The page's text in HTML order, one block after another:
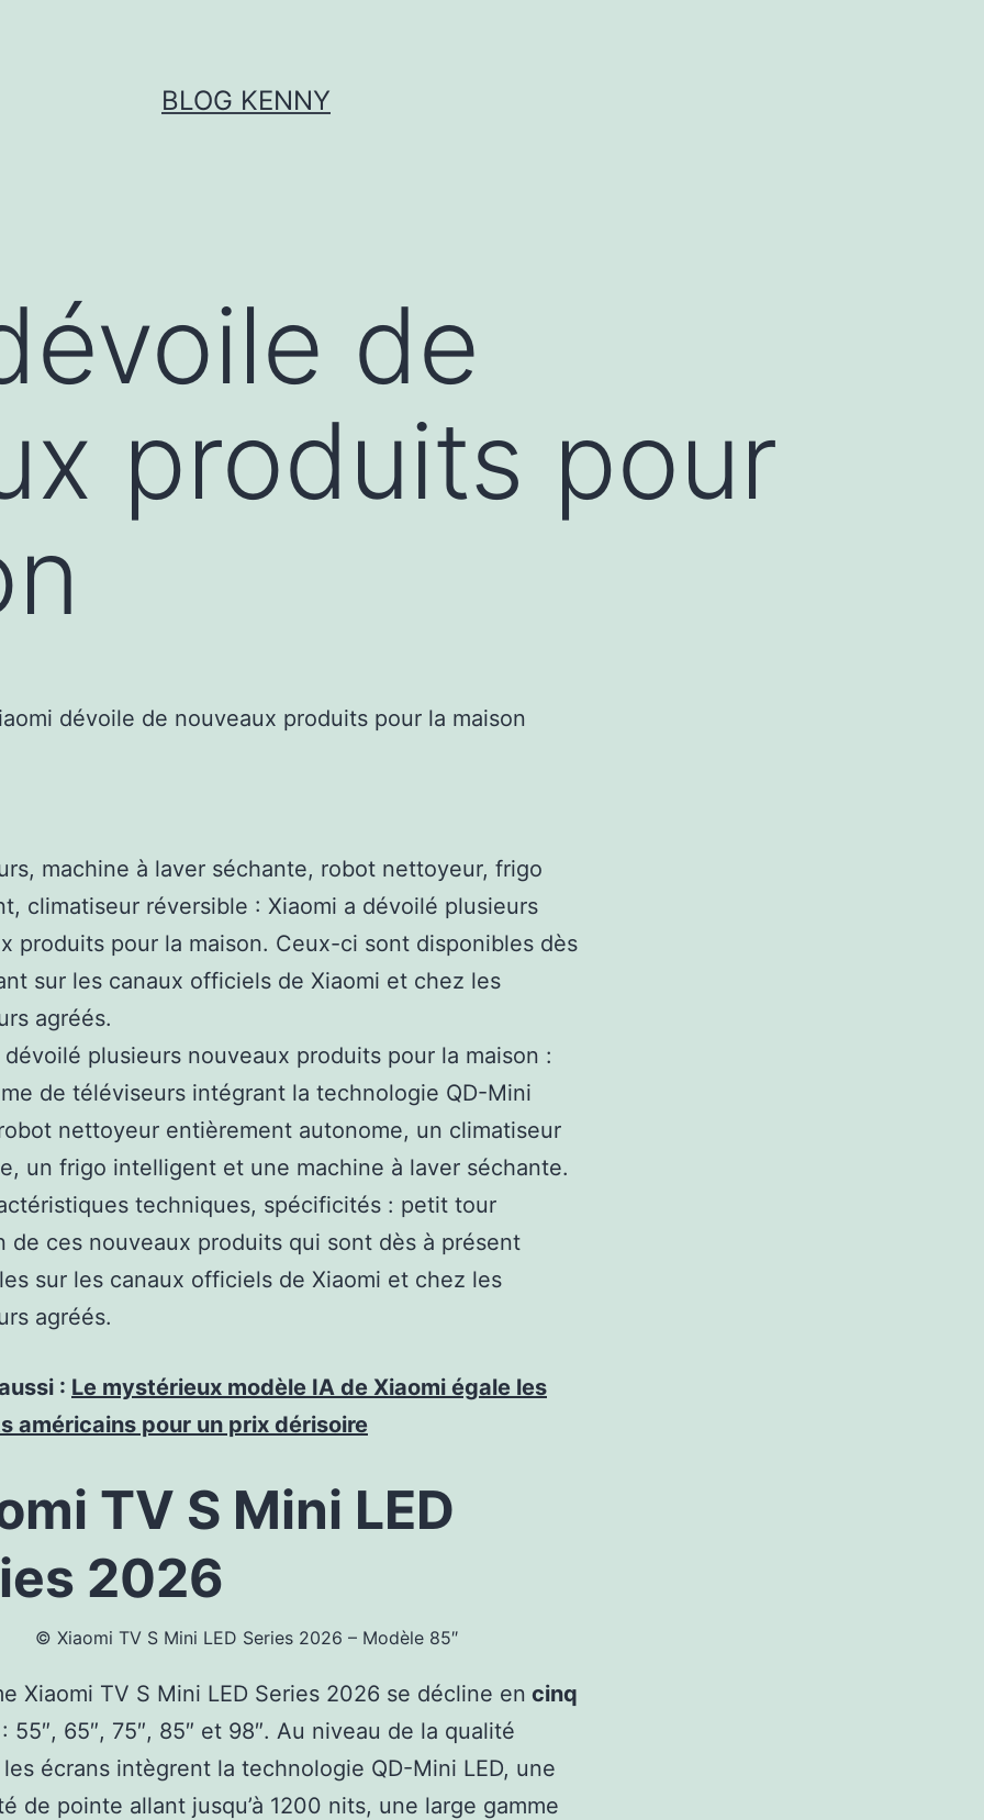
BLOG KENNY
de
produits pour
machine à laver séchante, robot nettoyeur, frigo
climatiseur réversible : Xiaomi a dévoilé plusieurs
produits pour la maison. Ceux-ci sont disponibles dès
sur les canaux officiels de Xiaomi et chez les
agréés.
plusieurs nouveaux produits pour la maison :
de téléviseurs intégrant la technologie QD-Mini
nettoyeur entièrement autonome, un climatiseur
un frigo intelligent et une machine à laver séchante.
techniques, spécificités : petit tour
de ces nouveaux produits qui sont dès à présent
sur les canaux officiels de Xiaomi et chez les
agréés.
: Le mystérieux modèle IA de Xiaomi égale les
américains pour un prix dérisoire
TV S Mini LED
2026
© Xiaomi TV S Mini LED Series 2026 – Modèle 85″
Xiaomi TV S Mini LED Series 2026 se décline en cinq
55″, 65″, 75″, 85″ et 98″. Au niveau de la qualité
les écrans intègrent la technologie QD-Mini LED, une
de pointe allant jusqu’à 1200 nits, une large gamme